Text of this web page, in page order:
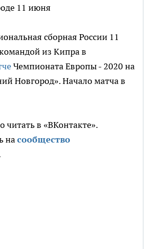
сборная России 11
из Кипра в
Чемпионата Европы - 2020 на
Новгород». Начало матча в
читать в «ВКонтакте».
насообщество